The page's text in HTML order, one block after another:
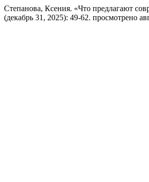
Степанова, Ксения. «Что предлагают
(декабрь 31, 2025): 49-62. просмотрено